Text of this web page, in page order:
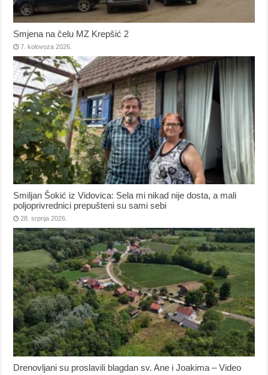
Smjena na čelu MZ Krepšić 2
7. kolovoza 2026.
Smiljan Šokić iz Vidovica: Sela mi nikad nije dosta, a mali
poljoprivrednici prepušteni su sami sebi
28. srpnja 2026.
Drenovljani su proslavili blagdan sv. Ane i Joakima – Video